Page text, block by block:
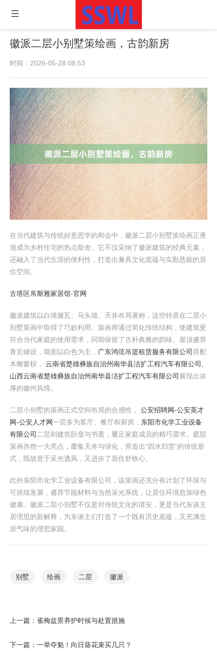
徽派二层小别墅策绘画，古韵新房
时间：2026-05-28 08:53
在当代建筑与传统好意思学的和会中，徽派二层小别墅策绘画正逐
渐成为乡村住宅的热点取舍。它不仅采纳了徽派建筑的经典元素，
还融入了当代生涯的便利性，打造出兼具文化底蕴与实勤恳能的居
住空间。
古塔区帛斯雅家居馆-官网
徽派建筑以白墙黛瓦、马头墙、天井布局著称，这些特质在二层小
别墅策画中取得了巧妙利用。策画师通过简化传统结构，使建筑更
符合当代家庭的使用需求，同期保留了古朴典雅的韵味。屋顶遴荐
青瓦铺设，墙面以白色为主， 广东鸿弦吊篮租赁服务有限公司搭配
木雕窗棂， 云南省楚雄彝族自治州南华县洁扩工程汽车有限公司,
山西云南省楚雄彝族自治州南华县洁扩工程汽车有限公司 展现出浓
厚的徽州风情。
二层小别墅的策画正式空间布局的合感性， 公安招聘网-公安英才
网-公安人才网一层多为客厅、餐厅和厨房， 东阳市化学工业设备
有限公司 二层则建筑卧室与书斋，餍足家庭成员的精巧需求。庭院
策画亦然一大亮点，麇集天井与绿化，营造出“四水归堂”的传统形
式，既故意于采光透风，又进步了居住舒铁心。
此外东阳市化学工业设备有限公司，该策画还充分有计划了环保与
可抓续发展，遴荐节能材料与当然采光系统，让居住环境愈加绿色
健康。徽派二层小别墅不仅是对传统文化的请安，更是当代东谈主
居理思的新解释，为东谈主们打造了一个既有历史底蕴，又充满生
涯气味的理思家园。
别墅 绘画 二层 徽派
上一篇： 雀梅盆景养护时候与处置措施
下一篇： 一举夺魁！向日葵花束买几只？